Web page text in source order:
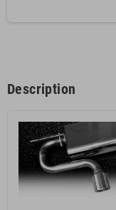
Description